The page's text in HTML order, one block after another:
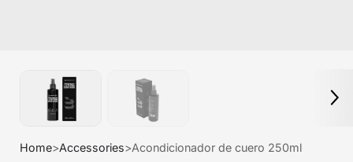
Home>Accessories>Acondicionador de cuero 250ml